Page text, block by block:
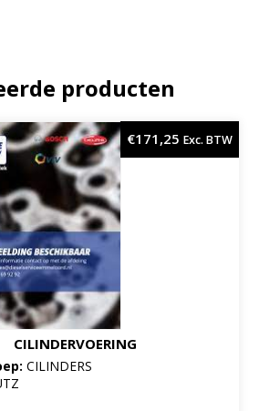
producten
CILINDERVOERING
CILINDERS
€171,25 Exc. BTW